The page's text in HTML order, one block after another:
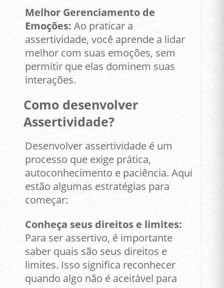
Melhor Gerenciamento de
Emoções: Ao praticar a
assertividade, você aprende a lidar
melhor com suas emoções, sem
permitir que elas dominem suas
interações.
Como desenvolver
Assertividade?
Desenvolver assertividade é um
processo que exige prática,
autoconhecimento e paciência. Aqui
estão algumas estratégias para
começar:
Conheça seus direitos e limites:
Para ser assertivo, é importante
saber quais são seus direitos e
limites. Isso significa reconhecer
quando algo não é aceitável para